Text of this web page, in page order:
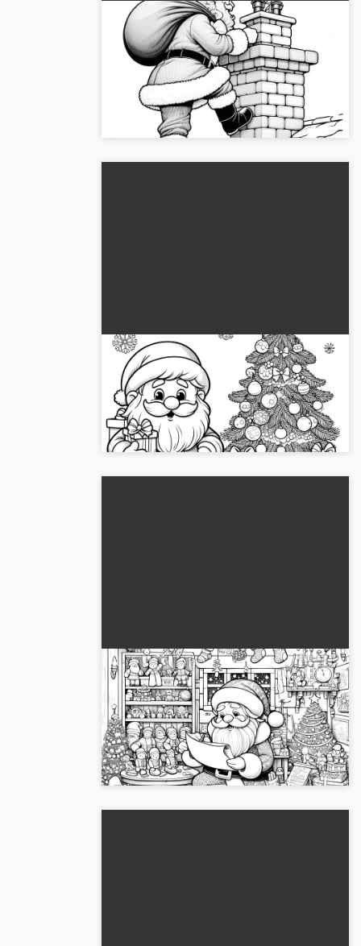
Joulupukki savupiipulla lahjasäkkiä
kantamassa (värityskuva)
Kokemus joulupukki savupiipun vieressä
lahjasäkin kanssa. Lataa ilmainen
värityskuva!...
Joulupukki ja kuusi: Värityskuva
Tässä kuvassa näet joulupukin ja kuusen.
🎅 Lataa se ilmaiseksi ja väritä se....
Joulupukki monien lahjojen
kanssa: ilmainen värityskuva
Ilmainen värityskuva joulupukista ja monista
lahjoista. Ihanteellinen joulun aikaan. 🎅
Lataa nyt!...